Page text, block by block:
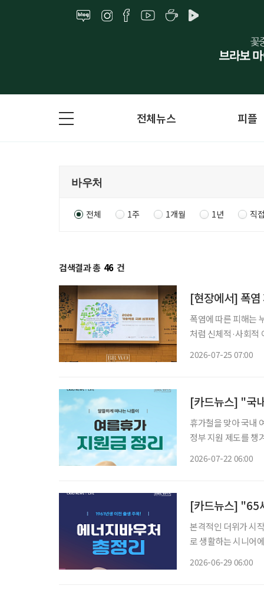
전체뉴스 피플
전체 1주 1개월 1년 직
검색결과 총 46 건
[현장에서] 폭
폭염에 따른 피해는
처럼 신체적·사회적
2026-07-25 07:00
[카드뉴스] "국
휴가철을 맞아 국내
정부 지원 제도를 챙
2026-07-22 06:00
[카드뉴스] "65
본격적인 더위가 시
로 생활하는 시니어
2026-06-29 06:00